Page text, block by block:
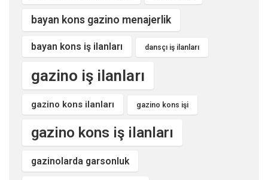
bayan kons gazino menajerlik
bayan kons iş ilanları dansçı iş ilanları
gazino iş ilanları
gazino kons ilanları gazino kons işi
gazino kons iş ilanları
gazinolarda garsonluk